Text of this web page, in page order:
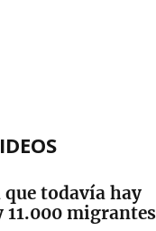
todavía hay
11.000 migrantes